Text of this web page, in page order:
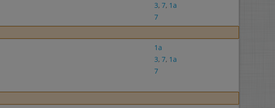
3, 7, 1a
7
1a
3, 7, 1a
7